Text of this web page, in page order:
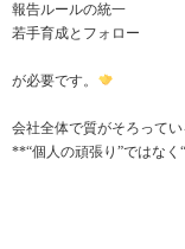
報告ルールの統一
若手育成とフォロー
が必要です。
会社全体で質がそろって
**“個人の頑張り”ではなく